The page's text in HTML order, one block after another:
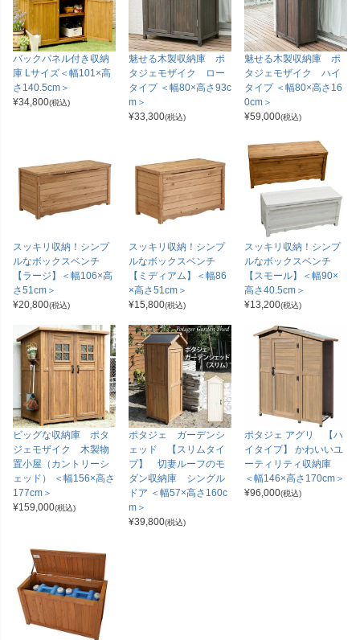
バックパネル付き収納
庫 Lサイズ＜幅101×高
さ140.5cm＞
¥34,800(税込)
魅せる木製収納庫 ポ
タジェモザイク ロー
タイプ ＜幅80×高さ93c
m＞
¥33,300(税込)
魅せる木製収納庫 ポ
タジェモザイク ハイ
タイプ ＜幅80×高さ16
0cm＞
¥59,000(税込)
スッキリ収納！シンプ
ルなボックスベンチ
【ラージ】＜幅106×高
さ51cm＞
¥20,800(税込)
スッキリ収納！シンプ
ルなボックスベンチ
【ミディアム】＜幅86
×高さ51cm＞
¥15,800(税込)
スッキリ収納！シンプ
ルなボックスベンチ
【スモール】＜幅90×
高さ40.5cm＞
¥13,200(税込)
ビッグな収納庫 ポタ
ジェモザイク 木製物
置小屋（カントリーシ
ェッド） ＜幅156×高さ
177cm＞
¥159,000(税込)
ポタジェ ガーデンシ
ェッド 【スリムタイ
プ】 切妻ルーフのモ
ダン収納庫 シングル
ドア ＜幅57×高さ160c
m＞
¥39,800(税込)
ポタジェ アグリ 【ハ
イタイプ】 かわいいユ
ーティリティ収納庫
＜幅146×高さ170cm＞
¥96,000(税込)